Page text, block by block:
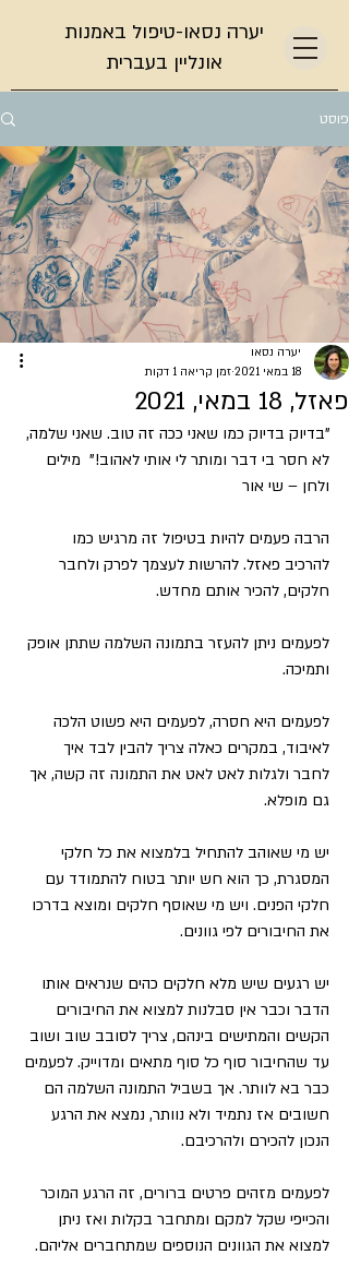
יערה נסאו-טיפול באמנות
אונליין בעברית
פוסט
פאזל, 18 במאי, 2021
יערה נסאו
18 במאי 2021
זמן קריאה 1 דקות
"בדיוק בדיוק כמו שאני ככה זה טוב. שאני שלמה,
לא חסר בי דבר ומותר לי אותי לאהוב!"  מילים
ולחן – שי אור
הרבה פעמים להיות בטיפול זה מרגיש כמו
להרכיב פאזל. להרשות לעצמך לפרק ולחבר
חלקים, להכיר אותם מחדש.
לפעמים ניתן להעזר בתמונה השלמה שתתן אופק
ותמיכה.
לפעמים היא חסרה, לפעמים היא פשוט הלכה
לאיבוד, במקרים כאלה צריך להבין לבד איך
לחבר ולגלות לאט לאט את התמונה זה קשה, אך
גם מופלא.
יש מי שאוהב להתחיל בלמצוא את כל חלקי
המסגרת, כך הוא חש יותר בטוח להתמודד עם
חלקי הפנים. ויש מי שאוסף חלקים ומוצא בדרכו
את החיבורים לפי גוונים.
יש רגעים שיש מלא חלקים כהים שנראים אותו
הדבר וכבר אין סבלנות למצוא את החיבורים
הקשים והמתישים בינהם, צריך לסובב שוב ושוב
עד שהחיבור סוף כל סוף מתאים ומדוייק. לפעמים
כבר בא לוותר. אך בשביל התמונה השלמה הם
חשובים אז נתמיד ולא נוותר, נמצא את הרגע
הנכון להכירם ולהרכיבם.
לפעמים מזהים פרטים ברורים, זה הרגע המוכר
והכייפי שקל למקם ומתחבר בקלות ואז ניתן
למצוא את הגוונים הנוספים שמתחברים אליהם.